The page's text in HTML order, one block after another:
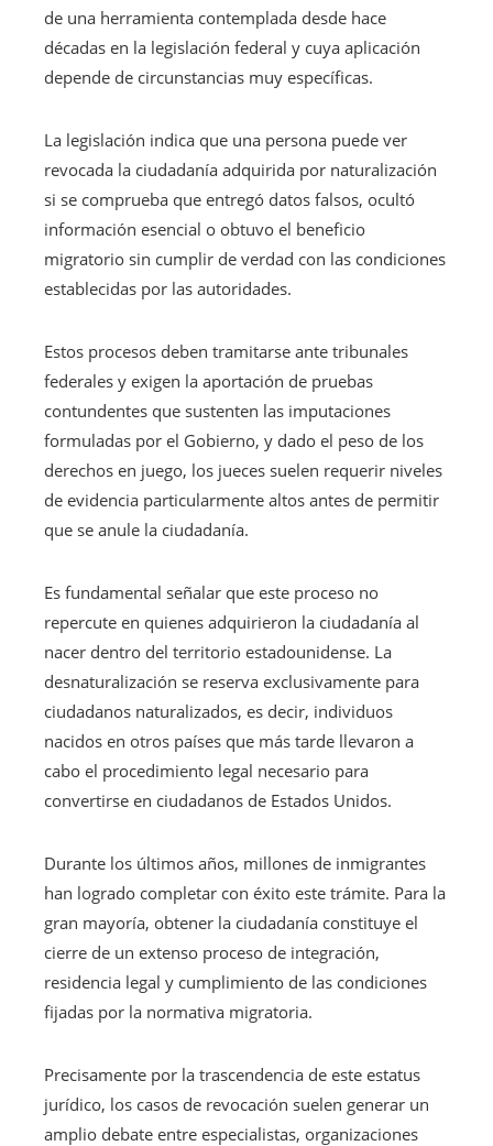
de una herramienta contemplada desde hace
décadas en la legislación federal y cuya aplicación
depende de circunstancias muy específicas.
La legislación indica que una persona puede ver
revocada la ciudadanía adquirida por naturalización
si se comprueba que entregó datos falsos, ocultó
información esencial o obtuvo el beneficio
migratorio sin cumplir de verdad con las condiciones
establecidas por las autoridades.
Estos procesos deben tramitarse ante tribunales
federales y exigen la aportación de pruebas
contundentes que sustenten las imputaciones
formuladas por el Gobierno, y dado el peso de los
derechos en juego, los jueces suelen requerir niveles
de evidencia particularmente altos antes de permitir
que se anule la ciudadanía.
Es fundamental señalar que este proceso no
repercute en quienes adquirieron la ciudadanía al
nacer dentro del territorio estadounidense. La
desnaturalización se reserva exclusivamente para
ciudadanos naturalizados, es decir, individuos
nacidos en otros países que más tarde llevaron a
cabo el procedimiento legal necesario para
convertirse en ciudadanos de Estados Unidos.
Durante los últimos años, millones de inmigrantes
han logrado completar con éxito este trámite. Para la
gran mayoría, obtener la ciudadanía constituye el
cierre de un extenso proceso de integración,
residencia legal y cumplimiento de las condiciones
fijadas por la normativa migratoria.
Precisamente por la trascendencia de este estatus
jurídico, los casos de revocación suelen generar un
amplio debate entre especialistas, organizaciones